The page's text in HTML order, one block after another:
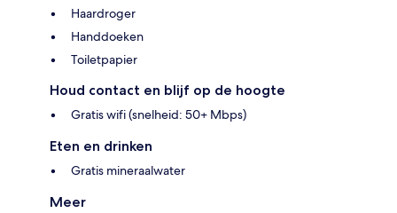
Haardroger
Handdoeken
Toiletpapier
Houd contact en blijf op de hoogte
Gratis wifi (snelheid: 50+ Mbps)
Eten en drinken
Gratis mineraalwater
Meer